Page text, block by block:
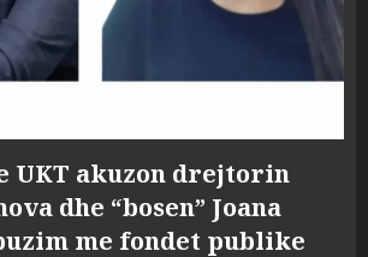
UKT akuzon drejtorin
dhe “bosen” Joana
me fondet publike